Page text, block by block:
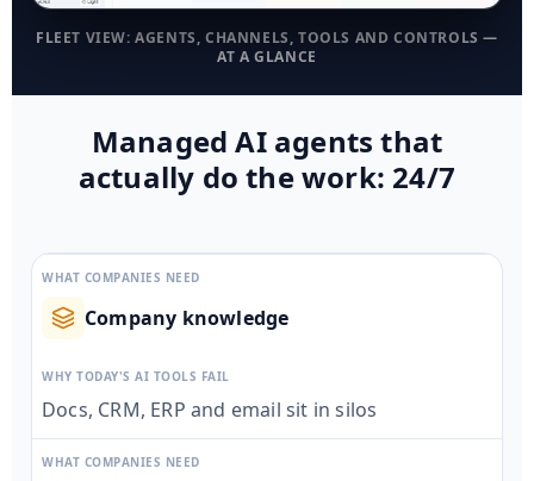
FLEET VIEW: AGENTS, CHANNELS, TOOLS AND CONTROLS —
AT A GLANCE
Managed AI agents that
actually do the work: 24/7
WHAT COMPANIES NEED
Company knowledge
WHY TODAY'S AI TOOLS FAIL
Docs, CRM, ERP and email sit in silos
WHAT COMPANIES NEED